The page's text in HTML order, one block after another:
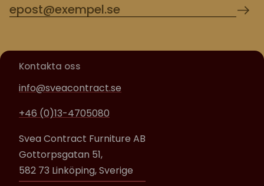
Kontakta oss
info@sveacontract.se
+46 (0)13-4705080
Svea Contract Furniture AB
Gottorpsgatan 51,
582 73 Linköping, Sverige